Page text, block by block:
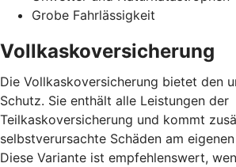
Grobe Fahrlässigkeit
Vollkaskoversicherung
Die Vollkaskoversicherung bietet den
Schutz. Sie enthält alle Leistungen der
Teilkaskoversicherung und kommt
selbstverursachte Schäden am
Diese Variante ist empfehlenswert,